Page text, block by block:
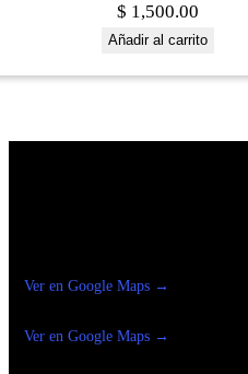
$ 1,500.00
Añadir al carrito
Ver en Google Maps →
Ver en Google Maps →